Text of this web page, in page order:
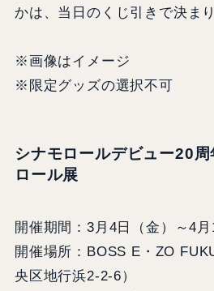
かは、当日のくじ引きで決ま
※画像はイメージ
※限定グッズの選択不可
シナモロールデビュー20
ロール展
開催期間：3月4日（金）～4月
開催場所：BOSS E・ZO
央区地行浜2-2-6）